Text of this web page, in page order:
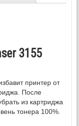
3155
принтер от
После
из картриджа
тонера 100%.